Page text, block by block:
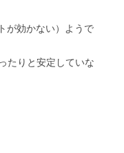
が効かない）ようで
たりと安定していな